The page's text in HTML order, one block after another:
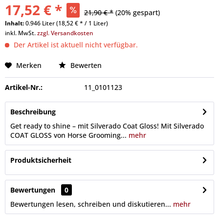
17,52 € * 21,90 € * (20% gespart)
Inhalt:0.946 Liter (18,52 € * / 1 Liter)
inkl. MwSt.zzgl. Versandkosten
Der Artikel ist aktuell nicht verfügbar.
Merken Bewerten
Artikel-Nr.: 11_0101123
Beschreibung
Get ready to shine – mit Silverado Coat Gloss! Mit Silverado
COAT GLOSS von Horse Grooming... mehr
Produktsicherheit
Bewertungen
0
Bewertungen lesen, schreiben und diskutieren... mehr